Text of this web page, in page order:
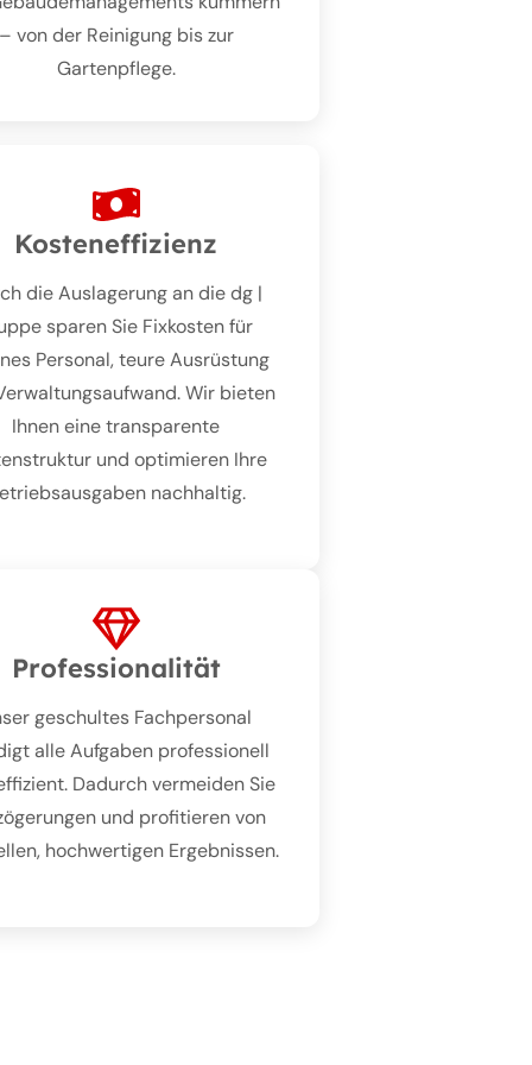
– von der Reinigung bis zur
Gartenpflege.
Kosteneffizienz
die Auslagerung an die dg |
sparen Sie Fixkosten für
Personal, teure Ausrüstung
Wir bieten
Ihnen eine transparente
und optimieren Ihre
nachhaltig.
Professionalität
geschultes Fachpersonal
alle Aufgaben professionell
Dadurch vermeiden Sie
und profitieren von
hochwertigen Ergebnissen.